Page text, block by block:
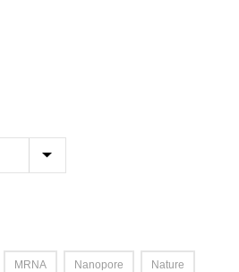
MRNA Nanopore Nature